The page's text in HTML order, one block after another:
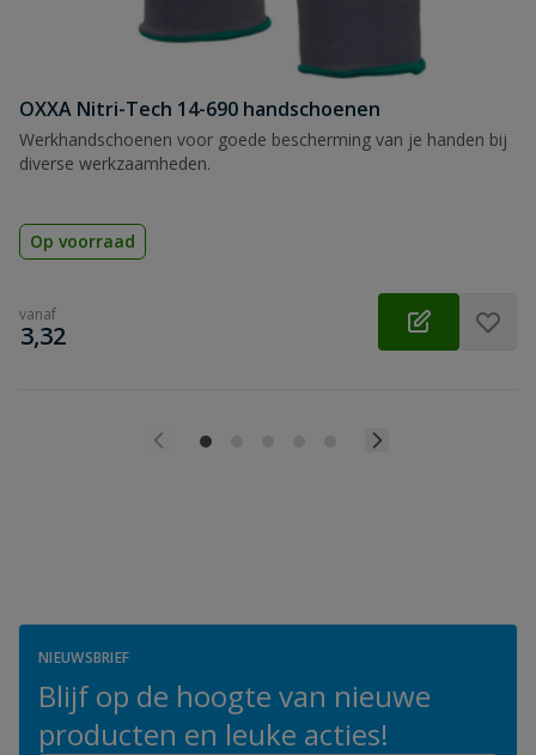
OXXA Nitri-Tech 14-690 handschoenen
Werkhandschoenen voor goede bescherming van je handen bij
diverse werkzaamheden.
Op voorraad
vanaf
€
3,32
NIEUWSBRIEF
Blijf op de hoogte van nieuwe
producten en leuke acties!